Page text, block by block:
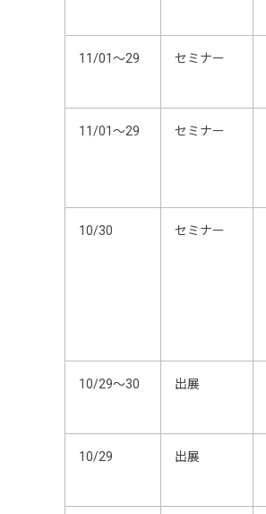
11/01～29 セミナー
11/01～29 セミナー
10/30 セミナー
10/29～30 出展
10/29 出展